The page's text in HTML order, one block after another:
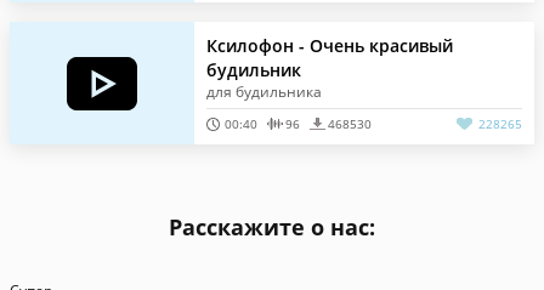
Ксилофон - Очень красивый
будильник
для будильника
00:40 96 468530 228265
Расскажите о нас: